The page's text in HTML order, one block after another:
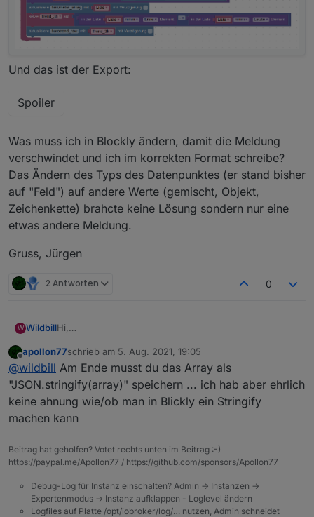
Und das ist der Export:
Spoiler
Was muss ich in Blockly ändern, damit die Meldung
verschwindet und ich im korrekten Format schreibe?
Das Ändern des Typs des Datenpunktes (er stand bisher
auf "Feld") auf andere Werte (gemischt, Objekt,
Zeichenkette) brahcte keine Lösung sondern nur eine
etwas andere Meldung.
Gruss, Jürgen
2 Antworten 0
W WildbillHi,
seit heute (Update auf neuen stable JS-Controller) bei
einem Script, welches mir eine Liste aus
Barometerwerten erstellt, die ich dan in VIS als
Barometertrend darstelle. So sieht das Blockly aus:
Und das ist der Export:
Spoiler
Offline
apollon77schrieb am 5. Aug. 2021, 19:05
zuletzt editiert von
@wildbill Am Ende musst du das Array als
"JSON.stringify(array)" speichern ... ich hab aber ehrlich
keine ahnung wie/ob man in Blickly ein Stringify
machen kann
Beitrag hat geholfen? Votet rechts unten im Beitrag :-)
https://paypal.me/Apollon77 / https://github.com/sponsors/Apollon77
Debug-Log für Instanz einschalten? Admin -> Instanzen ->
Expertenmodus -> Instanz aufklappen - Loglevel ändern
Logfiles auf Platte /opt/iobroker/log/… nutzen, Admin schneidet